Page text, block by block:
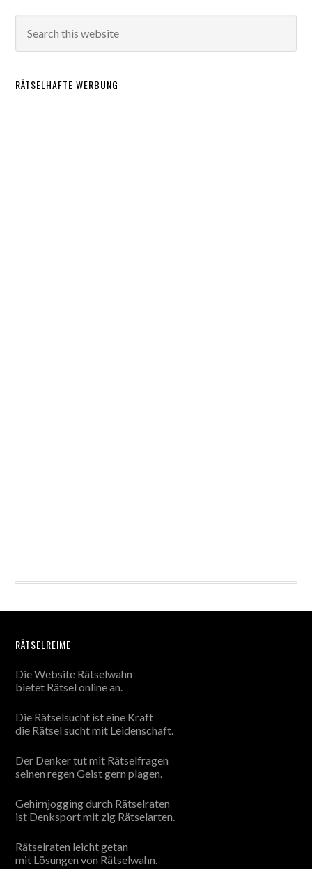
RÄTSELHAFTE WERBUNG
RÄTSELREIME
Die Website Rätselwahn
bietet Rätsel online an.
Die Rätselsucht ist eine Kraft
die Rätsel sucht mit Leidenschaft.
Der Denker tut mit Rätselfragen
seinen regen Geist gern plagen.
Gehirnjogging durch Rätselraten
ist Denksport mit zig Rätselarten.
Rätselraten leicht getan
mit Lösungen von Rätselwahn.